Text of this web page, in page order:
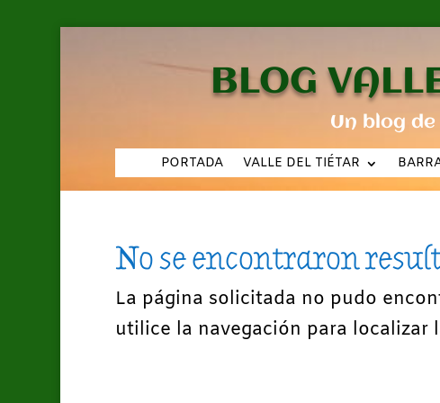
BLOG
Un blog de
PORTADA VALLE DEL TIÉTAR
No se encontraron
La página solicitada no pudo
utilice la navegación para localizar